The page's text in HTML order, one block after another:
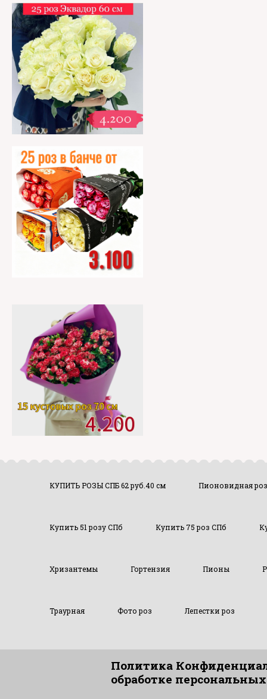
КУПИТЬ РОЗЫ СПБ 62 руб.40 см Пионовидная
Купить 51 розу СПб Купить 75 роз СПб
Хризантемы Гортензия Пионы
Траурная Фото роз Лепестки роз
Политика
обработке